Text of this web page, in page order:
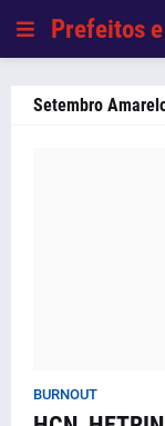
Prefeitos
Setembro
BURNOUT